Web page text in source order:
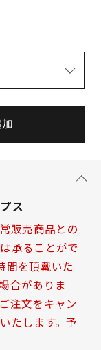
ス
販売商品との
承ることがで
間を頂戴いた
合がありま
注文をキャン
たします。予